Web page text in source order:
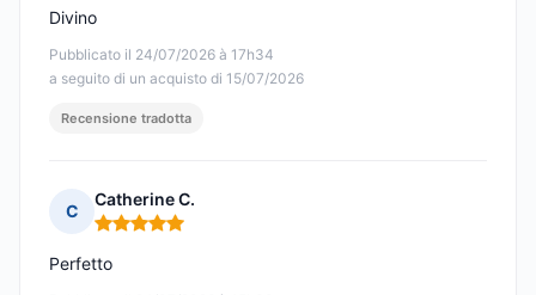
Pubblicato il 24/07/2026 à 17h34
a seguito di un acquisto di 15/07/2026
Divino
Recensione tradotta
C
Catherine C.
Nota: 5 su 5
Perfetto